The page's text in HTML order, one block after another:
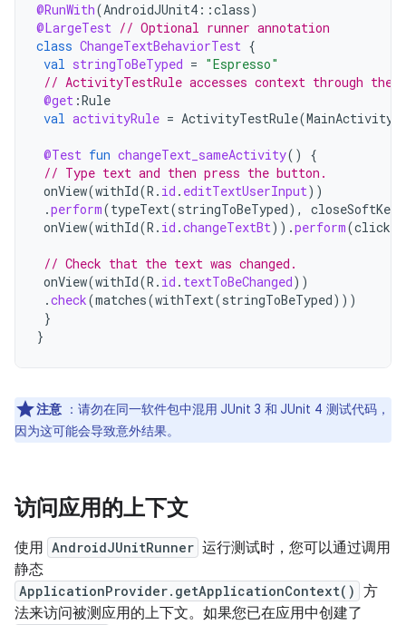
@RunWith(AndroidJUnit4 ::class)
@LargeTest // Optional runner annotation
class ChangeTextBehaviorTest {
val stringToBeTyped = "Espresso"
// ActivityTestRule accesses context through the
@get :Rule
val activityRule = ActivityTestRule(MainActivity
@Test fun changeText_sameActivity()
{
// Type text and then press the button.
onView(withId(R . id . editTextUserInput))
.perform(typeText(stringToBeTyped),
onView(withId(R . id .changeTextBt)).perform(click
// Check that the text was changed.
onView(withId(R . id . textToBeChanged))
.check(matches(withText(stringToBeTyped)))
}
}
注意 ：请勿在同一软件包中混用 JUnit 3 和 JUnit 4 测试代码，
因为这可能会导致意外结果。
访问应用的上下文
使用 AndroidJUnitRunner 运行测试时，您可以通过调用
静态
ApplicationProvider.getApplicationContext() 方
法来访问被测应用的上下文。如果您已在应用中创建了